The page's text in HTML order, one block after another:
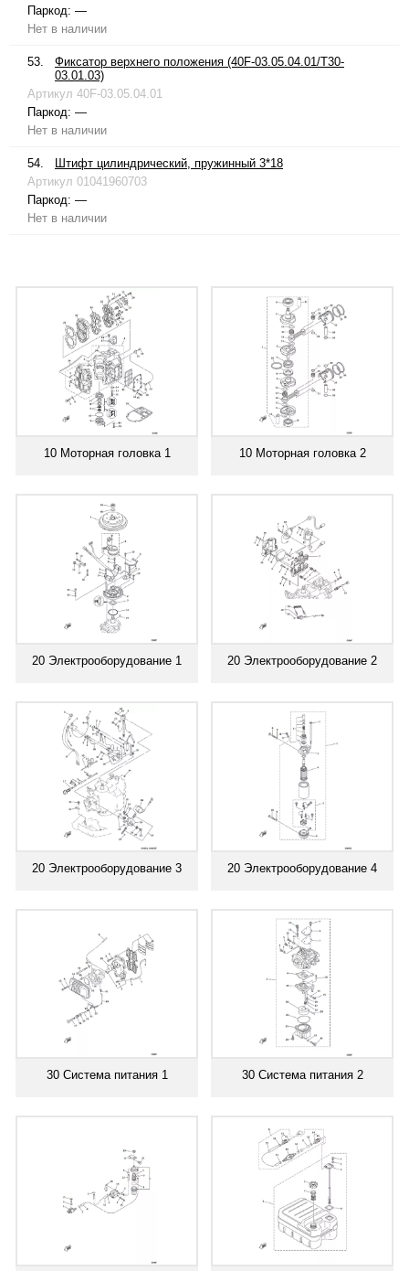
Паркод: —
Нет в наличии
53.
Фиксатор верхнего положения (40F-03.05.04.01/T30-
03.01.03)
Артикул 40F-03.05.04.01
Паркод: —
Нет в наличии
54.
Штифт цилиндрический, пружинный 3*18
Артикул 01041960703
Паркод: —
Нет в наличии
10 Моторная головка 1 10 Моторная головка 2
20 Электрооборудование 1 20 Электрооборудование 2
20 Электрооборудование 3 20 Электрооборудование 4
30 Система питания 1 30 Система питания 2